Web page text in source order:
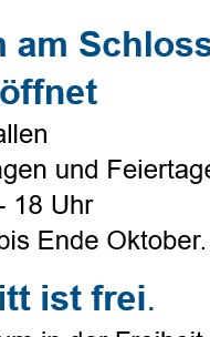
▼
▼Genealogie
von Hans Brune